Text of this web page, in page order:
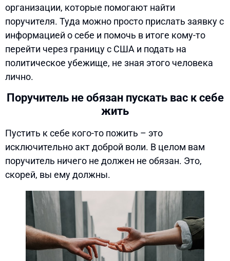
организации, которые помогают найти
поручителя. Туда можно просто прислать заявку с
информацией о себе и помочь в итоге кому-то
перейти через границу с США и подать на
политическое убежище, не зная этого человека
лично.
Поручитель не обязан пускать вас к себе
жить
Пустить к себе кого-то пожить – это
исключительно акт доброй воли. В целом вам
поручитель ничего не должен не обязан. Это,
скорей, вы ему должны.